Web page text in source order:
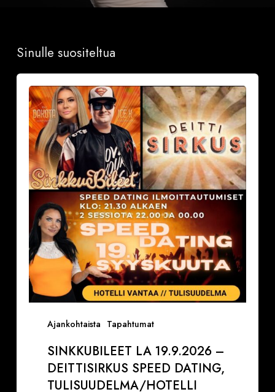
Sinulle suositeltua
Ajankohtaista Tapahtumat
Sinkkubileet
19.9.2026
Deittisirkus
Speed
Dating,
Tulisuudelma/Hotelli
Vantaalla
SINKKUBILEET LA 19.9.2026 –
DEITTISIRKUS SPEED DATING,
TULISUUDELMA/HOTELLI